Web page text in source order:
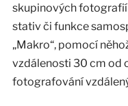
skupinových fotografií
stativ či funkce
„Makro“, pomocí
vzdálenosti 30 cm od
fotografování